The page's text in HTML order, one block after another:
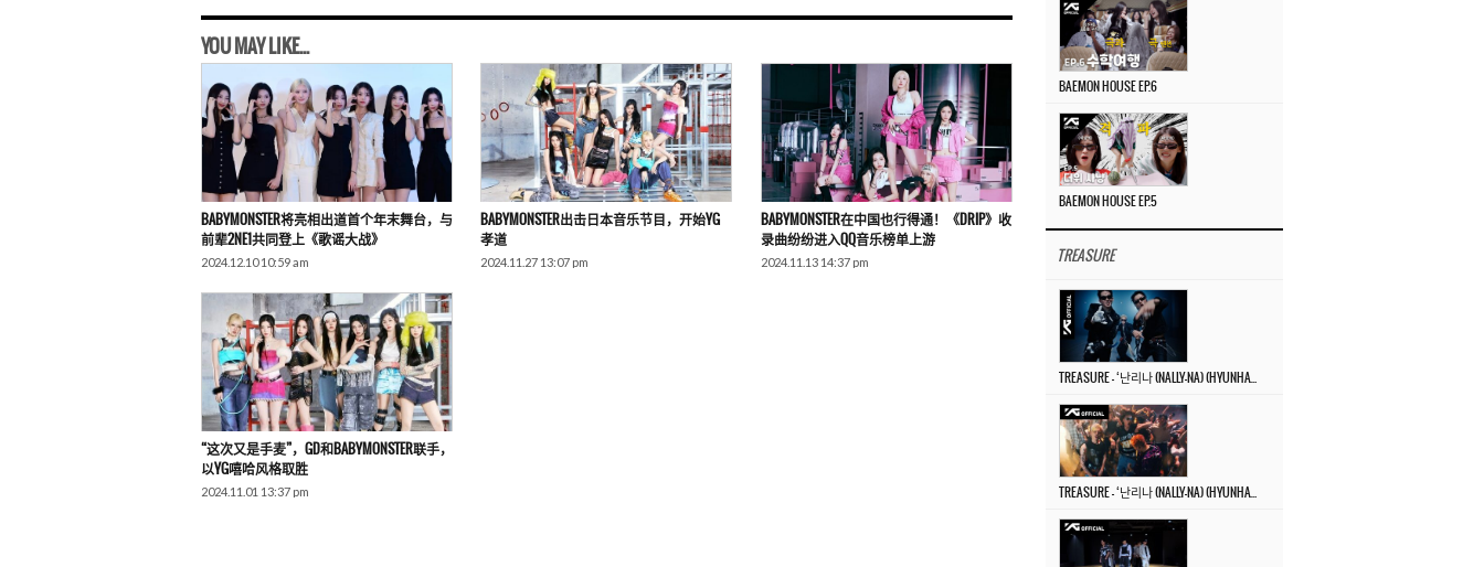
YOU MAY LIKE...
BABYMONSTER将亮相出道首个年末舞台，与
前辈2NE1共同登上《歌谣大战》
2024.12.10 10:59 am
BABYMONSTER出击日本音乐节目，开始YG
孝道
2024.11.27 13:07 pm
BABYMONSTER在中国也行得通！《DRIP》收
录曲纷纷进入QQ音乐榜单上游
2024.11.13 14:37 pm
“这次又是手麦”，GD和BABYMONSTER联手，
以YG嘻哈风格取胜
2024.11.01 13:37 pm
BAEMON HOUSE EP.6
BAEMON HOUSE EP.5
TREASURE
TREASURE – ‘난리나 (NALLY-NA) (HYUNHAYO)’ DANCE PERFORMANCE VIDEO
TREASURE – ‘난리나 (NALLY-NA) (HYUNHAYO)’ M/V